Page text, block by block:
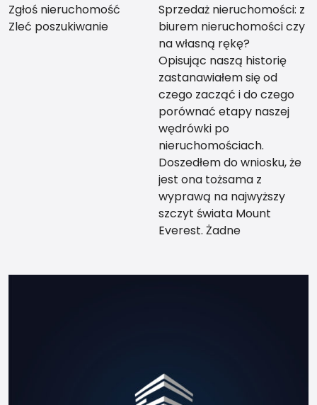
Zgłoś nieruchomość
Zleć poszukiwanie
Sprzedaż nieruchomości: z
biurem nieruchomości czy
na własną rękę?
Opisując naszą historię
zastanawiałem się od
czego zacząć i do czego
porównać etapy naszej
wędrówki po
nieruchomościach.
Doszedłem do wniosku, że
jest ona tożsama z
wyprawą na najwyższy
szczyt świata Mount
Everest. Żadne
czasie może zostaniesz
przewodnikiem ale zależy